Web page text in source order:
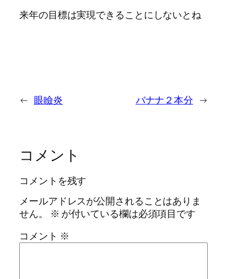
来年の目標は実現できることにしないとね
← 眼瞼炎 バナナ２本分 →
コメント
コメントを残す
メールアドレスが公開されることはありま
せん。
※ が付いている欄は必須項目です
コメント ※